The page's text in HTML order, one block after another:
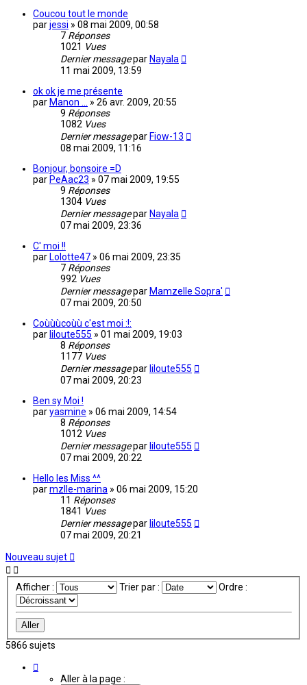
Coucou tout le monde
parjessi » 08 mai 2009, 00:58
7 Réponses
1021 Vues
Dernier messagepar Nayala
11 mai 2009, 13:59
ok ok je me présente
par Manon ... » 26 avr. 2009, 20:55
9 Réponses
1082 Vues
Dernier messagepar Fiow-13
08 mai 2009, 11:16
Bonjour, bonsoire =D
par PeAac23 » 07 mai 2009, 19:55
9 Réponses
1304 Vues
Dernier messagepar Nayala
07 mai 2009, 23:36
C' moi !!
par Lolotte47 » 06 mai 2009, 23:35
7 Réponses
992 Vues
Dernier messagepar Mamzelle Sopra'
07 mai 2009, 20:50
Coùùùcoùù c'est moi :!:
par liloute555 » 01 mai 2009, 19:03
8 Réponses
1177 Vues
Dernier messagepar liloute555
07 mai 2009, 20:23
Ben sy Moi !
paryasmine » 06 mai 2009, 14:54
8 Réponses
1012 Vues
Dernier messagepar liloute555
07 mai 2009, 20:22
Hello les Miss ^^
parmzlle-marina » 06 mai 2009, 15:20
11 Réponses
1841 Vues
Dernier messagepar liloute555
07 mai 2009, 20:21
Nouveau sujet
Afficher : Trier par : Ordre :
5866 sujets
346
Aller à la page :